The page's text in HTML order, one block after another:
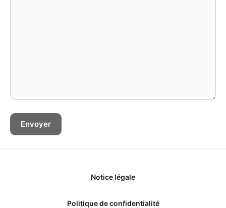
Notice légale
Politique de confidentialité